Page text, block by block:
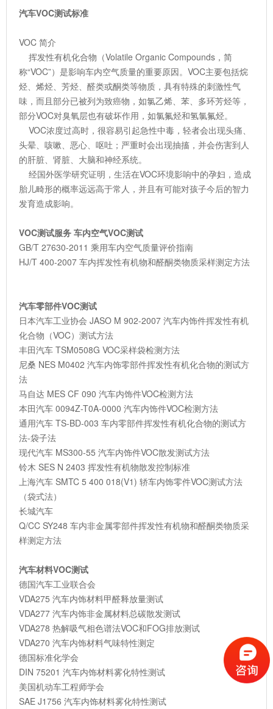
汽车VOC测试标准
VOC 简介
挥发性有机化合物（Volatile Organic Compounds，简
称“VOC”）是影响车内空气质量的重要原因。VOC主要包括烷
烃、烯烃、芳烃、醛类或酮类等物质，具有特殊的刺激性气
味，而且部分已被列为致癌物，如氯乙烯、苯、多环芳烃等，
部分VOC对臭氧层也有破坏作用，如氯氟烃和氢氯氟烃。
VOC浓度过高时，很容易引起急性中毒，轻者会出现头痛、
头晕、咳嗽、恶心、呕吐；严重时会出现抽搐，并会伤害到人
的肝脏、肾脏、大脑和神经系统。
经国外医学研究证明，生活在VOC环境影响中的孕妇，造成
胎儿畸形的概率远远高于常人，并且有可能对孩子今后的智力
发育造成影响。
VOC测试服务 车内空气VOC测试
GB/T 27630-2011 乘用车内空气质量评价指南
HJ/T 400-2007 车内挥发性有机物和醛酮类物质采样测定方法
汽车零部件VOC测试
日本汽车工业协会 JASO M 902-2007 汽车内饰件挥发性有机
化合物（VOC）测试方法
丰田汽车 TSM0508G VOC采样袋检测方法
尼桑 NES M0402 汽车内饰零部件挥发性有机化合物的测试方
法
马自达 MES CF 090 汽车内饰件VOC检测方法
本田汽车 0094Z-T0A-0000 汽车内饰件VOC检测方法
通用汽车 TS-BD-003 车内零部件挥发性有机化合物的测试方
法-袋子法
现代汽车 MS300-55 汽车内饰件VOC散发测试方法
铃木 SES N 2403 挥发性有机物散发控制标准
上海汽车 SMTC 5 400 018(V1) 轿车内饰零件VOC测试方法
（袋式法）
长城汽车
Q/CC SY248 车内非金属零部件挥发性有机物和醛酮类物质采
样测定方法
汽车材料VOC测试
德国汽车工业联合会
VDA275 汽车内饰材料甲醛释放量测试
VDA277 汽车内饰非金属材料总碳散发测试
VDA278 热解吸气相色谱法VOC和FOG排放测试
VDA270 汽车内饰材料气味特性测定
德国标准化学会
DIN 75201 汽车内饰材料雾化特性测试
美国机动车工程师学会
SAE J1756 汽车内饰材料雾化特性测试